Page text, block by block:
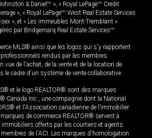
& Daniel MD », « Royal LePageMD Credit
», « Royal LePageMD West Real Estate Services
», et « Les immeubles Mont-Tremblant »
par Bridgemarq Real Estate ServicesMD.
MLS® ainsi que les logos qui s'y rapportent
rendus par les membres
vue de l'achat, de la vente et de la location de
le cadre d'un système de vente collaborative.
et le logo REALTOR® sont des marques
Canada Inc., une compagnie dont la National
et l'Association canadienne de l’immobilier
de commerce REALTOR® servent à
offerts par les courtiers et agents
de l'ACI. Les marques d'homologation